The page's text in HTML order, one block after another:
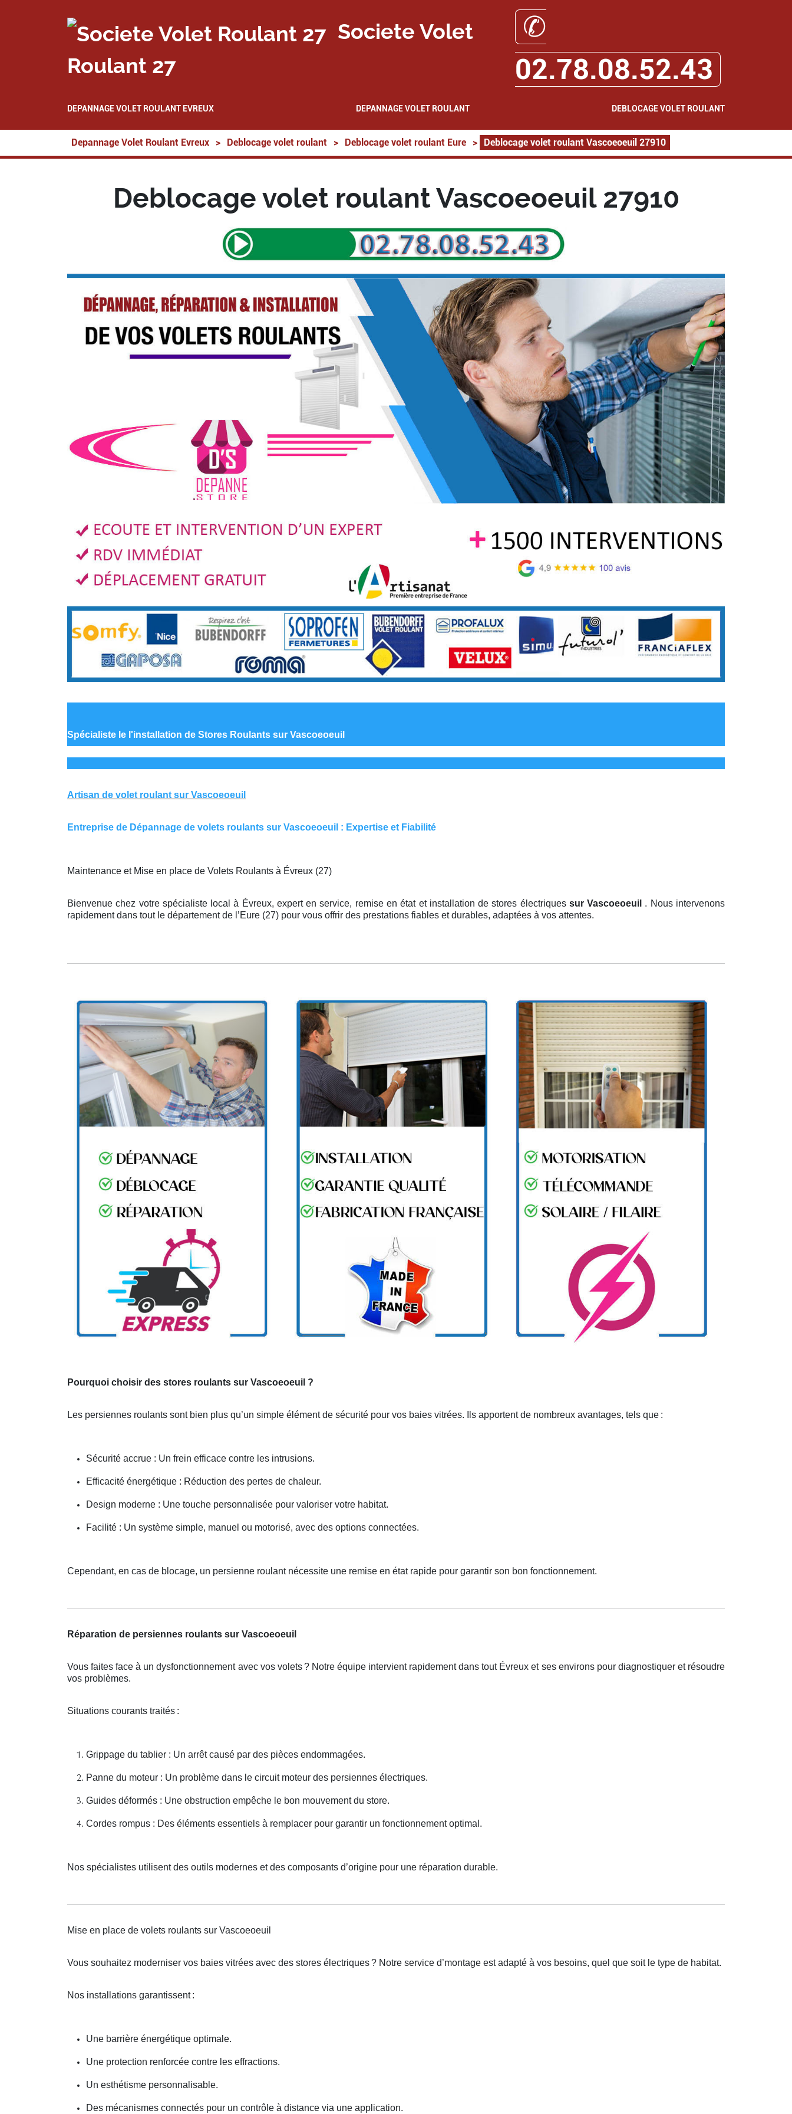
Societe Volet
Roulant 27
✆
02.78.08.52.43
DEPANNAGE VOLET ROULANT EVREUX DEPANNAGE VOLET ROULANT DEBLOCAGE VOLET ROULANT
Depannage Volet Roulant Evreux > Deblocage volet roulant > Deblocage volet roulant Eure > Deblocage volet roulant Vascoeoeuil 27910
Deblocage volet roulant Vascoeoeuil 27910
Spécialiste le l'installation de Stores Roulants sur Vascoeoeuil
Artisan de volet roulant sur Vascoeoeuil
Entreprise de Dépannage de volets roulants sur Vascoeoeuil : Expertise et Fiabilité
Maintenance et Mise en place de Volets Roulants à Évreux (27)
Bienvenue chez votre spécialiste local à Évreux, expert en service, remise en état et installation de stores électriques sur Vascoeoeuil . Nous intervenons
rapidement dans tout le département de l’Eure (27) pour vous offrir des prestations fiables et durables, adaptées à vos attentes.
Pourquoi choisir des stores roulants sur Vascoeoeuil ?
Les persiennes roulants sont bien plus qu’un simple élément de sécurité pour vos baies vitrées. Ils apportent de nombreux avantages, tels que :
Sécurité accrue : Un frein efficace contre les intrusions.
Efficacité énergétique : Réduction des pertes de chaleur.
Design moderne : Une touche personnalisée pour valoriser votre habitat.
Facilité : Un système simple, manuel ou motorisé, avec des options connectées.
Cependant, en cas de blocage, un persienne roulant nécessite une remise en état rapide pour garantir son bon fonctionnement.
Réparation de persiennes roulants sur Vascoeoeuil
Vous faites face à un dysfonctionnement avec vos volets? Notre équipe intervient rapidement dans tout Évreux et ses environs pour diagnostiquer et résoudre
vos probl èmes.
Situations courants traités :
Grippage du tablier : Un arrêt causé par des pièces endommagées.
Panne du moteur : Un problème dans le circuit moteur des persiennes électriques.
Guides déformés : Une obstruction empêche le bon mouvement du store.
Cordes rompus : Des éléments essentiels à remplacer pour garantir un fonctionnement optimal.
Nos spécialistes utilisent des outils modernes et des composants d’origine pour une réparation durable.
Mise en place de volets roulants sur Vascoeoeuil
Vous souhaitez moderniser vos baies vitrées avec des stores électriques? Notre service d’montage est adapté à vos besoins, quel que soit le type de habitat.
Nos installations garantissent :
Une barrière énergétique optimale.
Une protection renforcée contre les effractions.
Un esthétisme personnalisable.
Des mécanismes connectés pour un contrôle à distance via une application.